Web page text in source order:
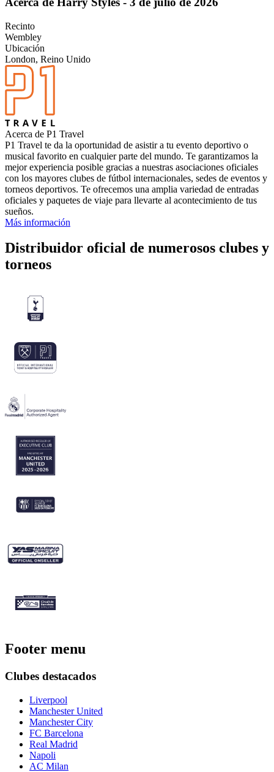
Recinto
Wembley
Ubicación
London, Reino Unido
Acerca de P1 Travel
P1 Travel te da la oportunidad de asistir a tu evento deportivo o
musical favorito en cualquier parte del mundo. Te garantizamos la
mejor experiencia posible gracias a nuestras asociaciones oficiales
con los mayores clubes de fútbol internacionales, sedes de eventos y
torneos deportivos. Te ofrecemos una amplia variedad de entradas
oficiales y paquetes de viaje para llevarte al acontecimiento de tus
sueños.
Más información
Distribuidor oficial de numerosos clubes y
torneos
Footer menu
Clubes destacados
Liverpool
Manchester United
Manchester City
FC Barcelona
Real Madrid
Napoli
AC Milan